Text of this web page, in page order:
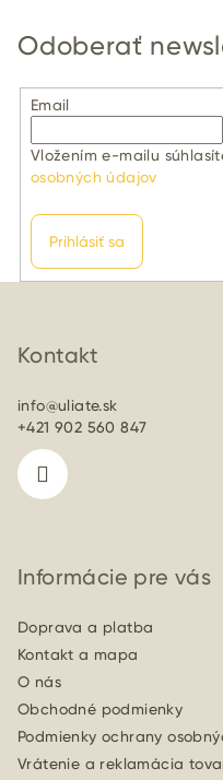
Odoberať
Email
Vložením e-mailu
osobných údajov
Prihlásiť sa
Kontakt
info@uliate.sk
+421 902 560 847
Informácie pre vás
Doprava a platba
Kontakt a mapa
O nás
Obchodné podmienky
Podmienky ochrany
Vrátenie a reklamácia